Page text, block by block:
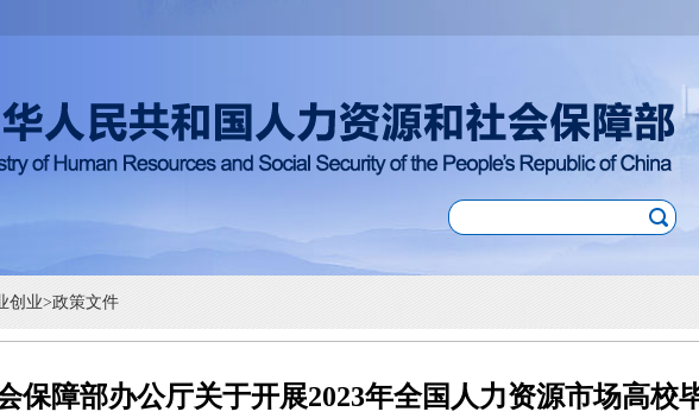
创业>政策文件
保障部办公厅关于开展2023年全国人力资源市场高校